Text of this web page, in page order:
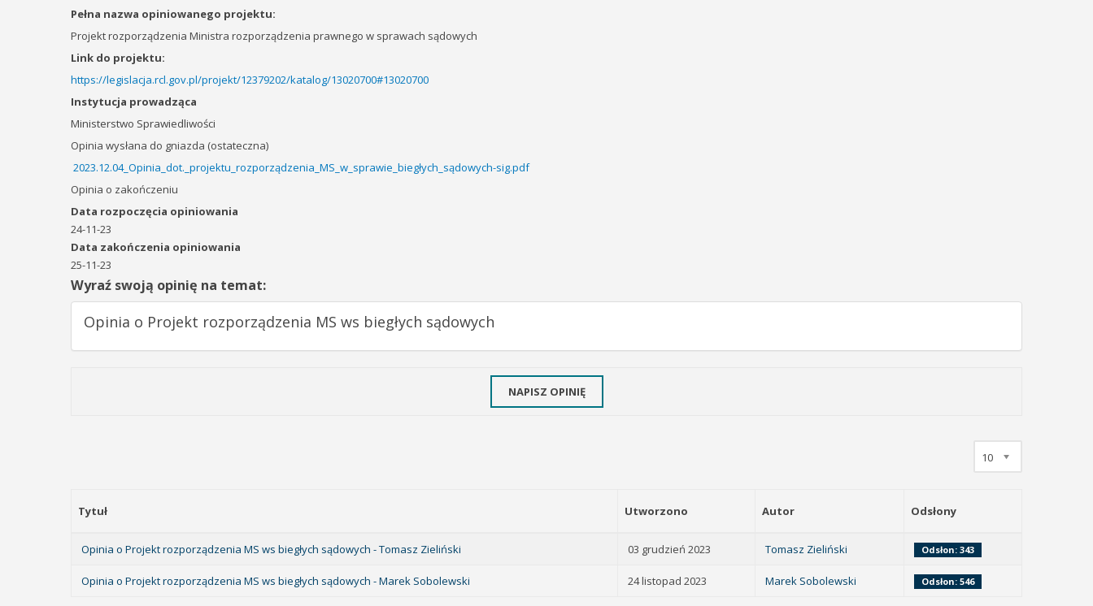
Pełna nazwa opiniowanego projektu:
Projekt rozporządzenia Ministra rozporządzenia prawnego w sprawach sądowych
Link do projektu:
https://legislacja.rcl.gov.pl/projekt/12379202/katalog/13020700#13020700
Instytucja prowadząca
Ministerstwo Sprawiedliwości
Opinia wysłana do gniazda (ostateczna)
2023.12.04_Opinia_dot._projektu_rozporządzenia_MS_w_sprawie_biegłych_sądowych-sig.pdf
Opinia o zakończeniu
Data rozpoczęcia opiniowania
24-11-23
Data zakończenia opiniowania
25-11-23
Wyraź swoją opinię na temat:
Opinia o Projekt rozporządzenia MS ws biegłych sądowych
NAPISZ OPINIĘ
10
Tytuł Utworzono Autor Odsłony
Opinia o Projekt rozporządzenia MS ws biegłych sądowych - Tomasz Zieliński 03 grudzień 2023 Tomasz Zieliński Odsłon: 343
Opinia o Projekt rozporządzenia MS ws biegłych sądowych - Marek Sobolewski 24 listopad 2023 Marek Sobolewski Odsłon: 546